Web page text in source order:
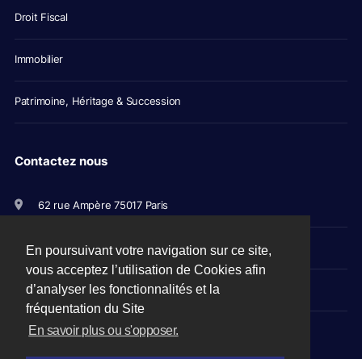
En poursuivant votre navigation sur ce site,
vous acceptez l’utilisation de Cookies afin
d’analyser les fonctionnalités et la
fréquentation du Site
En savoir plus ou s'opposer.
Droit Fiscal
Immobilier
Patrimoine, Héritage & Succession
Contactez nous
62 rue Ampère 75017 Paris
+33(0)1 56 79 11 00
avocats@picovschi.com